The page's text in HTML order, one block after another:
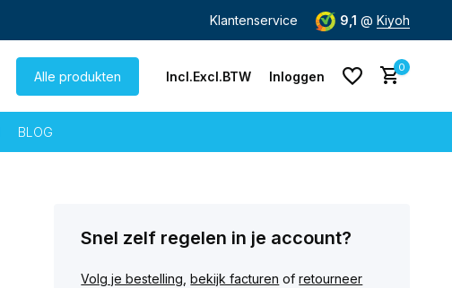
Gratis verzending vanaf € 60,-
Klantenservice 9,1 @ Kiyoh
Alle produkten Incl.Excl.BTW Inloggen
Account aanmaken
Account aanmaken
0
BLOG
Snel zelf regelen in je account?
Volg je bestelling ,bekijk facturen ofretourneer